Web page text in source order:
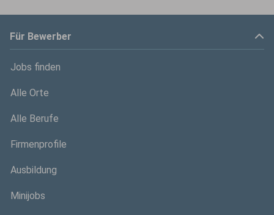
Für Bewerber
Jobs finden
Alle Orte
Alle Berufe
Firmenprofile
Ausbildung
Minijobs